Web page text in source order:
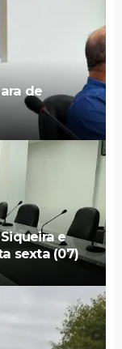
de
e
sexta (07)